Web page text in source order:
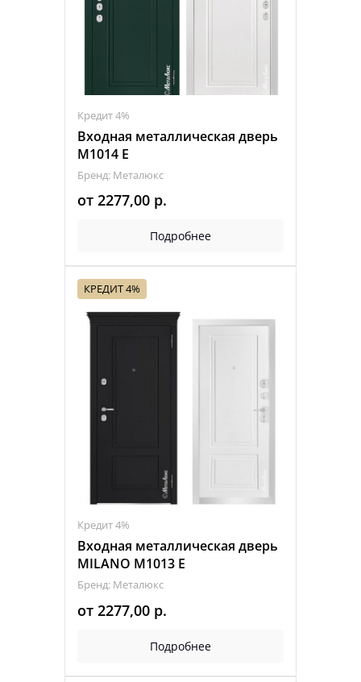
Кредит 4%
Входная металлическая дверь
М1014 E
Бренд: Металюкс
от 2277,00 р.
Подробнее
КРЕДИТ 4%
Кредит 4%
Входная металлическая дверь
MILANO M1013 Е
Бренд: Металюкс
от 2277,00 р.
Подробнее